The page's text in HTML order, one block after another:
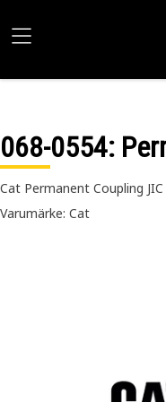
068-0554:
Cat Permanent Coupling
Varumärke: Cat